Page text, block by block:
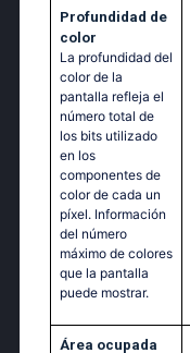
Profundidad de
color
La profundidad del
color de la
pantalla refleja el
número total de
los bits utilizado
en los
componentes de
color de cada un
píxel. Información
del número
máximo de colores
que la pantalla
puede mostrar.
Área ocupada